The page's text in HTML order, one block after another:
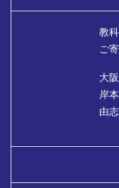
教
ご
大
岸
由